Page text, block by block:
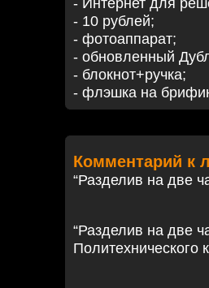
- Интернет для
- 10 рублей;
- фотоаппарат;
- обновленный
- блокнот+ручка;
- флэшка на
Комментарий к
“Разделив на две
“Разделив на две
Политехнического